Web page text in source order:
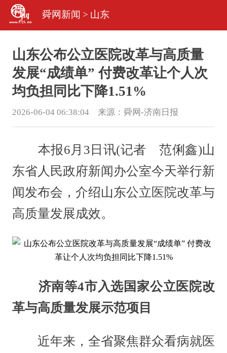
舜网新闻 > 山东
山东公布公立医院改革与高质量
发展“成绩单” 付费改革让个人次
均负担同比下降1.51%
2026-06-04 06:38:04 来源： 舜网-济南日报
本报6月3日讯(记者 范俐鑫)山
东省人民政府新闻办公室今天举行新
闻发布会，介绍山东公立医院改革与
高质量发展成效。
济南等4市入选国家公立医院改
革与高质量发展示范项目
近年来，全省聚焦群众看病就医